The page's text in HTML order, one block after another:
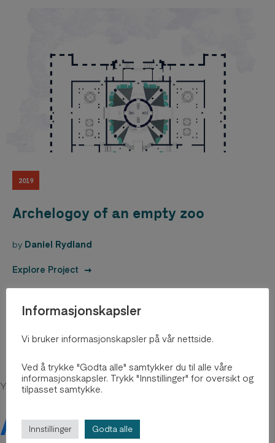
2019
Archelogoy of an empty zoo
by Daniel Rydland
Explore Project
You might be intersted in
Arkiv 2012-2018
Informasjonskapsler
Vi bruker informasjonskapsler på vår nettside.
Ved å trykke "Godta alle" samtykker du til alle våre
informasjonskapsler. Trykk "Innstillinger" for oversikt og
tilpasset samtykke.
Innstillinger Godta alle